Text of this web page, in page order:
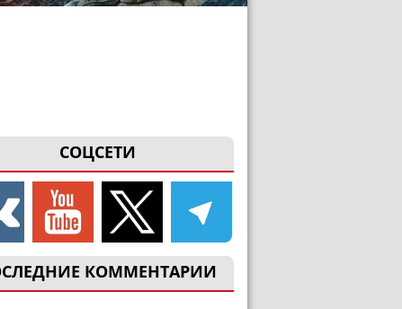
СОЦСЕТИ
КОММЕНТАРИИ